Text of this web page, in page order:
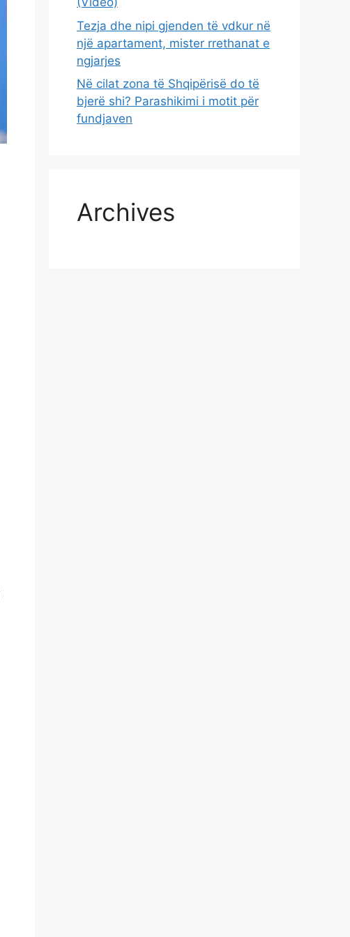
Tezja dhe nipi gjenden të vdkur në
një apartament, mister rrethanat e
ngjarjes
Në cilat zona të Shqipërisë do të
bjerë shi? Parashikimi i motit për
fundjaven
Archives